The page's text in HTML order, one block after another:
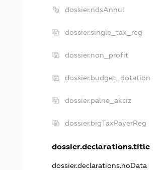
dossier.ndsAnnul
dossier.single_tax_reg
dossier.non_profit
dossier.budget_dotation
dossier.palne_akciz
dossier.bigTaxPayerReg
dossier.declarations.title
dossier.declarations.noData